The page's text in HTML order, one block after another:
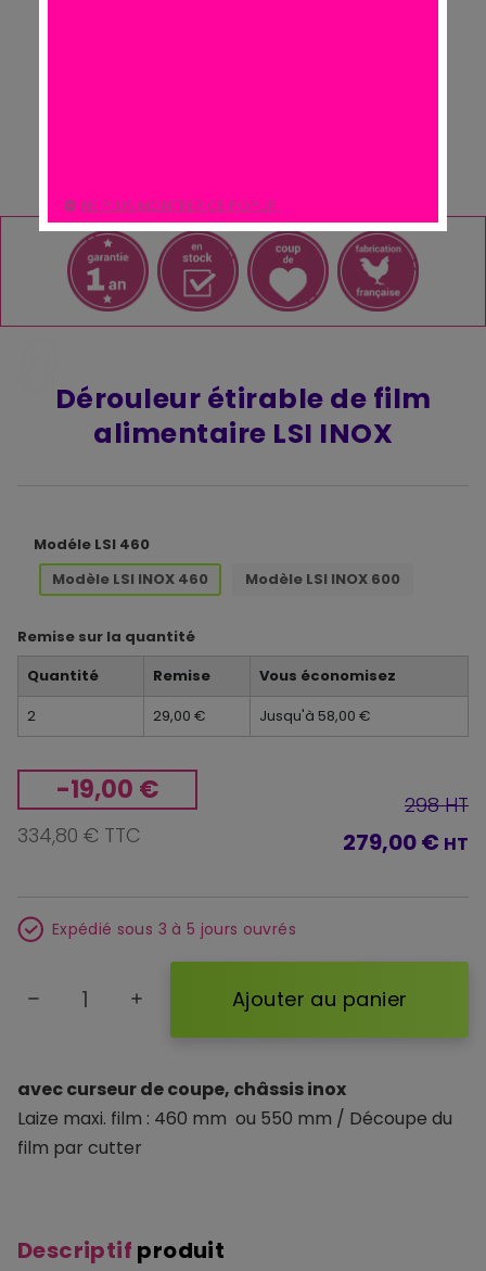
Dérouleur étirable de film
alimentaire LSI INOX
avec curseur de coupe, châssis inox
Laize maxi. film : 460 mm ou 550 mm / Découpe du
film par cutter
Modéle LSI 460
Modèle LSI INOX 460
Modèle LSI INOX 600
Remise sur la quantité
Quantité
Remise
Vous économisez
2
29,00 € Jusqu'à 58,00 €
-19,00 €
334,80 € TTC
298 HT
279,00 € HT
Expédié sous 3 à 5 jours ouvrés
remove add Ajouter au panier
Descriptif produit
NE PLUS MONTRER CE POPUP.